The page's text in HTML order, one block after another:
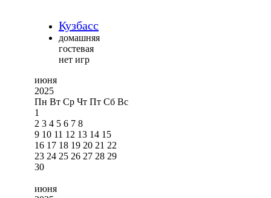
Кузбасс
домашняя
гостевая
нет игр
июня
2025
Пн Вт Ср Чт Пт Сб Вс
1
2 3 4 5 6 7 8
9 10 11 12 13 14 15
16 17 18 19 20 21 22
23 24 25 26 27 28 29
30
июня